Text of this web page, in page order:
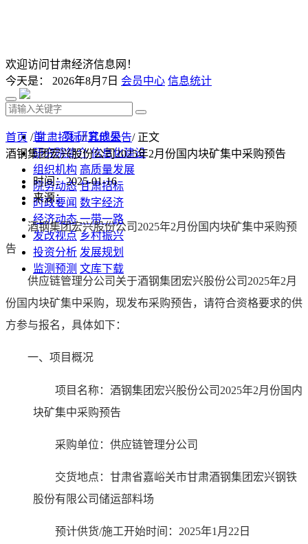
欢迎访问甘肃经济信息网！
今天是： 2026年8月7日 会员中心 信息统计
首 页 研究成果
研究院简介 信息化建设
组织机构 高质量发展
院务动态 甘肃招标
时政要闻 数字经济
经济动态 一带一路
发改视点 乡村振兴
投资分析 发展规划
监测预测 文库下载
首页 /甘肃招标/其他公告/ 正文
酒钢集团宏兴股份公司2025年2月份国内块矿集中采购预告
时间：2025-01-16
来源：
酒钢集团宏兴股份公司2025年2月份国内块矿集中采购预
告
供应链管理分公司关于酒钢集团宏兴股份公司2025年2月
份国内块矿集中采购，现发布采购预告，请符合资格要求的供
方参与报名，具体如下：
一、项目概况
项目名称： 酒钢集团宏兴股份公司2025年2月份国内
块矿集中采购预告
采购单位： 供应链管理分公司
交货地点： 甘肃省嘉峪关市甘肃酒钢集团宏兴钢铁
股份有限公司储运部料场
预计供货/施工开始时间： 2025年1月22日